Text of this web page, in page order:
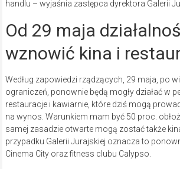
handlu – wyjaśnia zastępca dyrektora Galerii
Od 29 maja
wznowić kina i
Według zapowiedzi rządzących, 29 maja, po
ograniczeń, ponownie będą mogły działać w
restauracje i kawiarnie, które dziś mogą
na wynos. Warunkiem mam być 50 proc.
samej zasadzie otwarte mogą zostać także
przypadku Galerii Jurajskiej oznacza to
Cinema City oraz fitness clubu Calypso.